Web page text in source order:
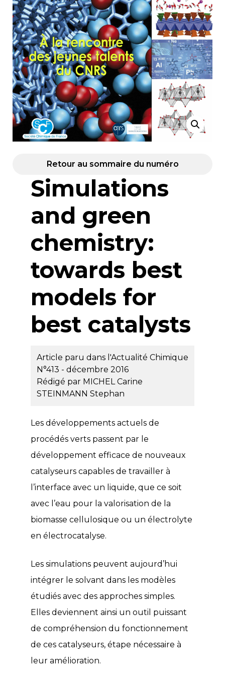
Retour au sommaire du numéro
Simulations
and green
chemistry:
towards best
models for
best catalysts
Article paru dans l'Actualité Chimique
N°413 - décembre 2016
Rédigé par MICHEL Carine
STEINMANN Stephan
Les développements actuels de
procédés verts passent par le
développement efficace de nouveaux
catalyseurs capables de travailler à
l’interface avec un liquide, que ce soit
avec l’eau pour la valorisation de la
biomasse cellulosique ou un électrolyte
en électrocatalyse.
Les simulations peuvent aujourd’hui
intégrer le solvant dans les modèles
étudiés avec des approches simples.
Elles deviennent ainsi un outil puissant
de compréhension du fonctionnement
de ces catalyseurs, étape nécessaire à
leur amélioration.